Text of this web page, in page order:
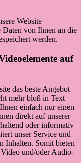
Website
Daten von Ihnen an die
werden.
auf
das beste Angebot
mehr bloß in Text
einfach nur einen
direkt auf unserer
oder informativ
unser Service und
Inhalten. Somit bieten
und/oder Audio-